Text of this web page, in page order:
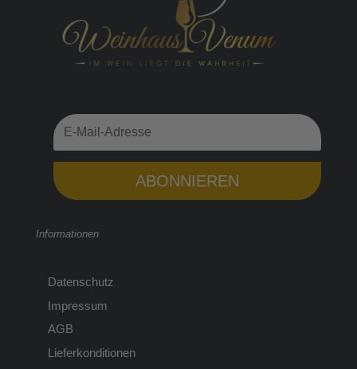
ABONNIEREN
Informationen
Datenschutz
Impressum
AGB
Lieferkonditionen